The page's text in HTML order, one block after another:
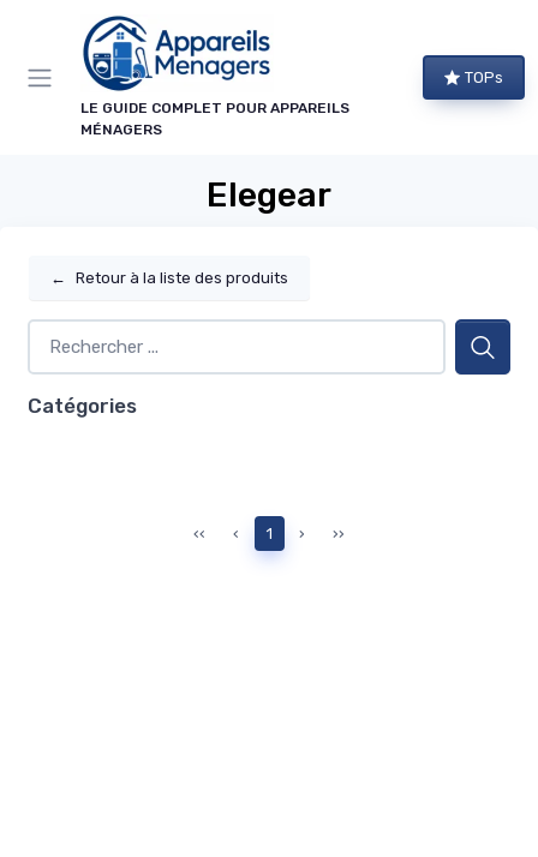
LE GUIDE COMPLET POUR APPAREILS
MÉNAGERS
TOPs
Elegear
← Retour à la liste des produits
Catégories
‹‹ ‹ 1 › ››
Panneau de gestion des cookies